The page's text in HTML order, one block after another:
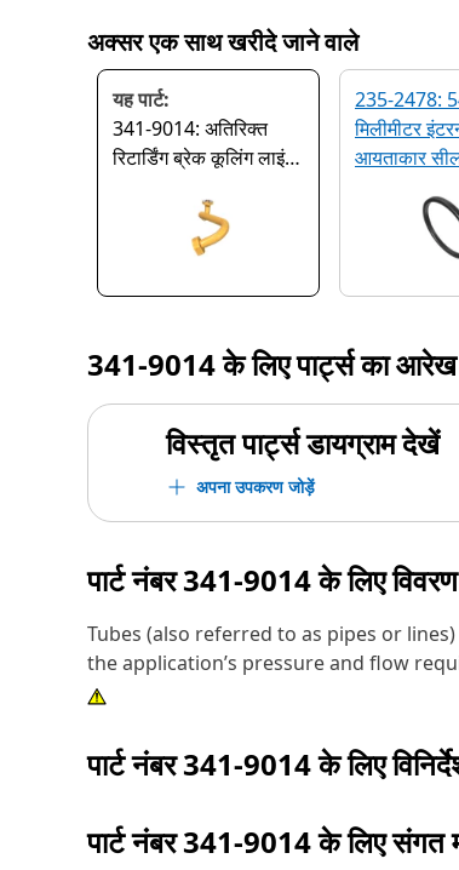
अक्सर एक साथ खरीदे जाने वाले
यह पार्ट:
341-9014: अतिरिक्त
रिटार्डिंग ब्रेक कूलिंग लाइंस
235-2478:
मिलीमीटर
आयताकार
341-9014के लिए पार्ट्स का आरेख
विस्तृत पार्ट्स डायग्राम देखें
अपना उपकरण जोड़ें
पार्ट नंबर341-9014के लिए विवरण
Tubes (also referred to as pipes or
the application’s pressure and flow
पार्ट नंबर341-9014के लिए
पार्ट नंबर341-9014के लिए संगत